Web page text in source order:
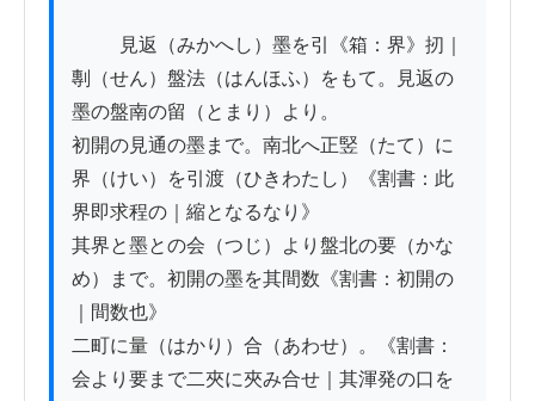
剸（せん）盤法（はんほふ）をもて。見返の
墨の盤南の留（とまり）より。
初開の見通の墨まで。南北へ正竪（たて）に
界（けい）を引渡（ひきわたし）《割書：此
界即求程の｜縮となるなり》
其界と墨との会（つじ）より盤北の要（かな
め）まで。初開の墨を其間数《割書：初開の
｜間数也》
二町に量（はかり）合（あわせ）。《割書：
会より要まで二夾に夾み合せ｜其渾発の口を